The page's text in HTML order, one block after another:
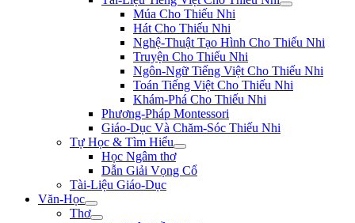
Múa Cho Thiếu Nhi
Hát Cho Thiếu Nhi
Nghệ-Thuật Tạo Hình Cho Thiếu Nhi
Truyện Cho Thiếu Nhi
Ngôn-Ngữ Tiếng Việt Cho Thiếu Nhi
Toán Tiếng Việt Cho Thiếu Nhi
Khám-Phá Cho Thiếu Nhi
Phương-Pháp Montessori
Giáo-Dục Và Chăm-Sóc Thiếu Nhi
Tự Học & Tìm Hiểu
Học Ngâm thơ
Dẫn Giải Vọng Cổ
Tài-Liệu Giáo-Dục
Văn-Học
Thơ